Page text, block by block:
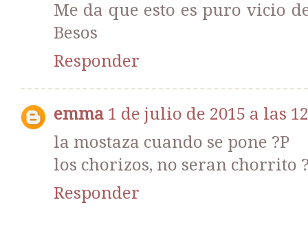
Me da que esto es puro vicio
Besos
Responder
emma 1 de julio de 2015 a las
la mostaza cuando se pone ?P
los chorizos, no seran chorrito
Responder